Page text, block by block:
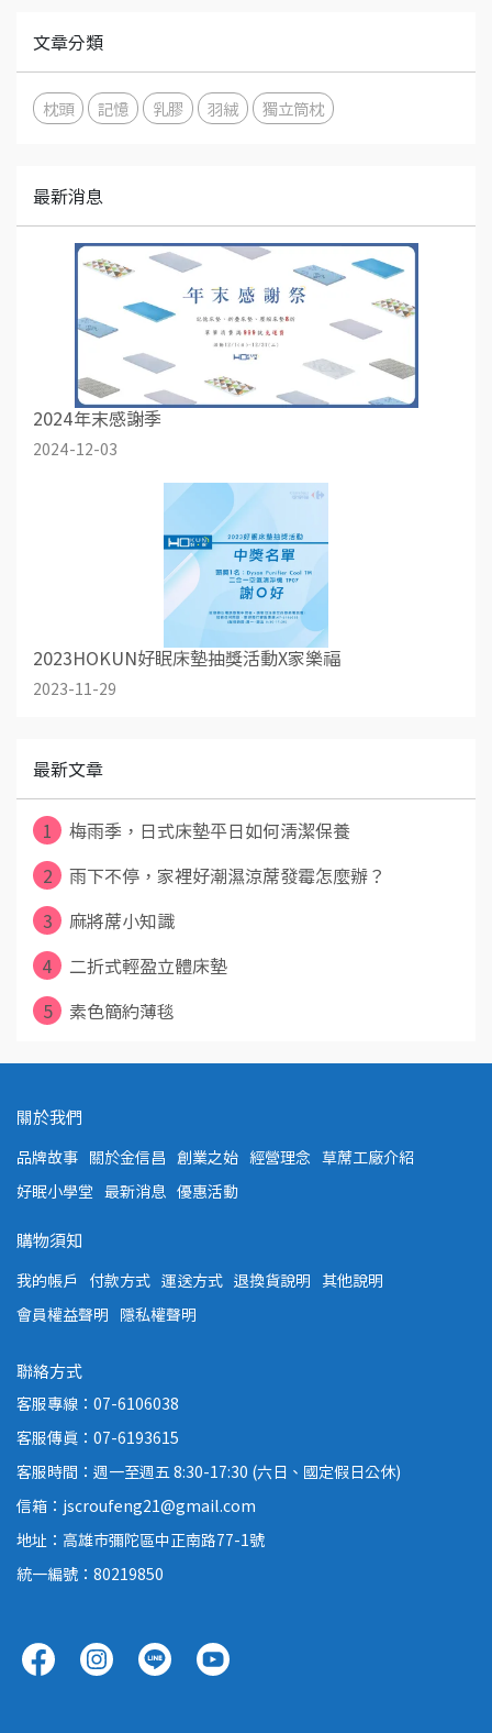
文章分類
枕頭 記憶 乳膠 羽絨 獨立筒枕
最新消息
2024年末感謝季
2024-12-03
2023HOKUN好眠床墊抽獎活動X家樂福
2023-11-29
最新文章
1
梅雨季，日式床墊平日如何清潔保養
2
雨下不停，家裡好潮濕涼蓆發霉怎麼辦？
3
麻將蓆小知識
4
二折式輕盈立體床墊
5
素色簡約薄毯
關於我們
品牌故事 關於金信昌 創業之始 經營理念 草蓆工廠介紹
好眠小學堂 最新消息 優惠活動
購物須知
我的帳戶 付款方式 運送方式 退換貨說明 其他說明
會員權益聲明 隱私權聲明
聯絡方式
客服專線：07-6106038
客服傳真：07-6193615
客服時間：週一至週五 8:30-17:30 (六日、國定假日公休)
信箱：jscroufeng21@gmail.com
地址：高雄市彌陀區中正南路77-1號
統一編號：80219850